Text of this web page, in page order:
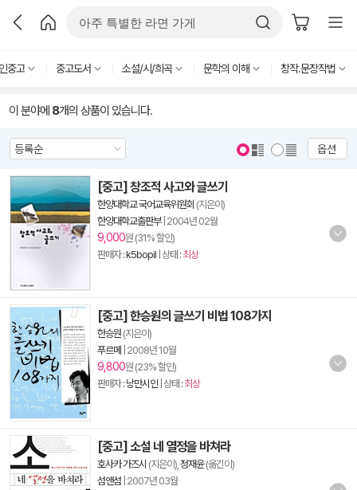
중고 중고도서 소설/시/희곡 문학의 이해 창작.문장작법
이 분야에 8개의 상품이 있습니다.
옵션
[중고] 창조적 사고와 글쓰기
한양대학교 국어교육위원회 (지은이)
한양대학교출판부| 2004년 02월
9,000원 (31% 할인)
판매자 :k5bopil | 상태 :최상
[중고] 한승원의 글쓰기 비법 108가지
한승원 (지은이)
푸르메
2008년 10월
9,800원 (23% 할인)
판매자 :낭만시인 | 상태 :최상
[중고] 소설 네 열정을 바쳐라
호사카 가즈시 (지은이), 정재윤(옮긴이)
섬앤섬 2007년 03월